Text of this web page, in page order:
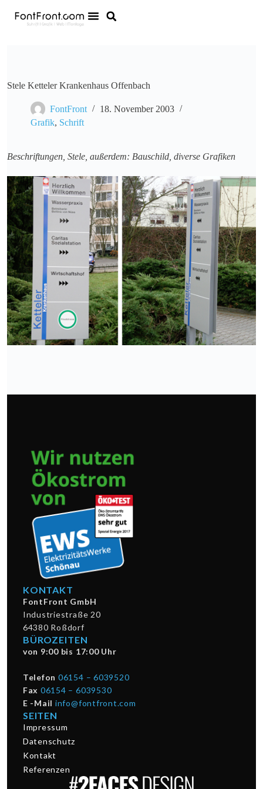
Stele Ketteler Krankenhaus Offenbach
FontFront
18. November 2003
Grafik, Schrift
Beschriftungen, Stele, außerdem: Bauschild, diverse Grafiken
KONTAKT
FontFront GmbH
Industriestraße 20
64380 Roßdorf
BÜROZEITEN
von 9:00 bis 17:00 Uhr
Telefon 06154 – 6039520
Fax 06154 – 6039530
E -Mail info@fontfront.com
SEITEN
Impressum
Datenschutz
Kontakt
Referenzen